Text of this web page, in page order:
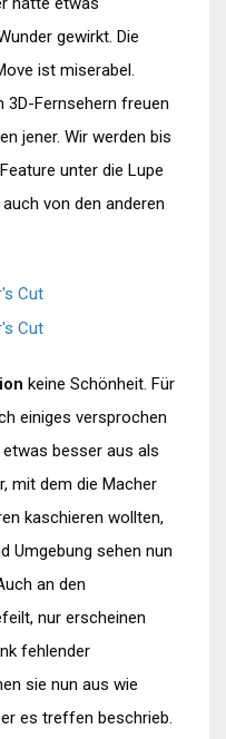
gewirkt. Die
ist miserabel.
Fernsehern freuen
jener. Wir werden bis
unter die Lupe
von den anderen
keine Schönheit. Für
einiges versprochen
besser aus als
mit dem die Macher
kaschieren wollten,
Umgebung sehen nun
an den
nur erscheinen
fehlender
sie nun aus wie
es treffen beschrieb.